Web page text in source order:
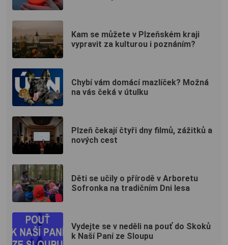
Kam se můžete v Plzeňském kraji
vypravit za kulturou i poznáním?
Chybí vám domácí mazlíček? Možná
na vás čeká v útulku
Plzeň čekají čtyři dny filmů, zážitků a
nových cest
Děti se učily o přírodě v Arboretu
Sofronka na tradičním Dni lesa
Vydejte se v neděli na pouť do Skoků
k Naší Paní ze Sloupu